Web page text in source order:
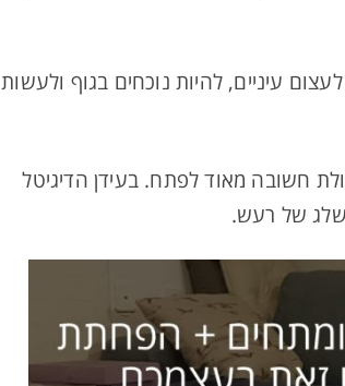
עיניים, להיות נוכחים בגוף ולעשות
חשובה מאוד לפתח. בעידן הדיגיטל
שלג של רעש.